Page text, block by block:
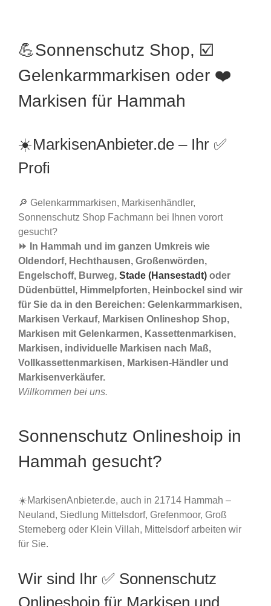
💪Sonnenschutz Shop, ☑️
Gelenkarmmarkisen oder ❤️
Markisen für Hammah
☀️MarkisenAnbieter.de – Ihr ✅
Profi
🔎 Gelenkarmmarkisen, Markisenhändler,
Sonnenschutz Shop Fachmann bei Ihnen vorort
gesucht?
⏩ In Hammah und im ganzen Umkreis wie
Oldendorf, Hechthausen, Großenwörden,
Engelschoff, Burweg, Stade (Hansestadt) oder
Düdenbüttel, Himmelpforten, Heinbockel sind wir
für Sie da in den Bereichen: Gelenkarmmarkisen,
Markisen Verkauf, Markisen Onlineshop Shop,
Markisen mit Gelenkarmen, Kassettenmarkisen,
Markisen, individuelle Markisen nach Maß,
Vollkassettenmarkisen, Markisen-Händler und
Markisenverkäufer.
Willkommen bei uns.
Sonnenschutz Onlineshoip in
Hammah gesucht?
☀️MarkisenAnbieter.de, auch in 21714 Hammah –
Neuland, Siedlung Mittelsdorf, Grefenmoor, Groß
Sterneberg oder Klein Villah, Mittelsdorf arbeiten wir
für Sie.
Wir sind Ihr ✅ Sonnenschutz
Onlineshoip für Markisen und